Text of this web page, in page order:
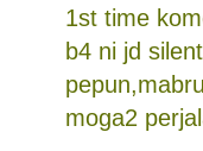
1st time
b4 ni jd
moga2